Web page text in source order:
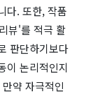
다. 또한, 작품
뷰'를 적극 활
판단하기보다
이 논리적인지
약 자극적인